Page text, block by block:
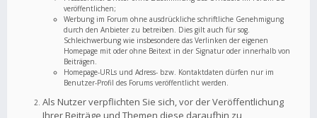
veröffentlichen;
Werbung im Forum ohne ausdrückliche schriftliche Genehmigung
durch den Anbieter zu betreiben. Dies gilt auch für sog.
Schleichwerbung wie insbesondere das Verlinken der eigenen
Homepage mit oder ohne Beitext in der Signatur oder innerhalb von
Beiträgen.
Homepage-URLs und Adress- bzw. Kontaktdaten dürfen nur im
Benutzer-Profil des Forums veröffentlicht werden.
Als Nutzer verpflichten Sie sich, vor der Veröffentlichung
Ihrer Beiträge und Themen diese daraufhin zu